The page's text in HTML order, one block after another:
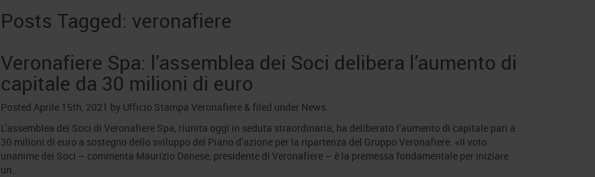
Posts Tagged: veronafiere
Veronafiere Spa: l’assemblea dei Soci delibera l’aumento di
capitale da 30 milioni di euro
Posted Aprile 15th, 2021 by Ufficio Stampa Veronafiere & filed under News.
L’assemblea dei Soci di Veronafiere Spa, riunita oggi in seduta straordinaria, ha deliberato l’aumento di capitale pari a
30 milioni di euro a sostegno dello sviluppo del Piano d’azione per la ripartenza del Gruppo Veronafiere. «Il voto
unanime dei Soci – commenta Maurizio Danese, presidente di Veronafiere – è la premessa fondamentale per iniziare
un…